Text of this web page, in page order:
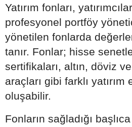
Yatırım fonları,
profesyonel portföy
yönetilen fonlarda
tanır. Fonlar; hisse
sertifikaları, altın, döviz
araçları gibi farklı
oluşabilir.
Fonların sağladığı